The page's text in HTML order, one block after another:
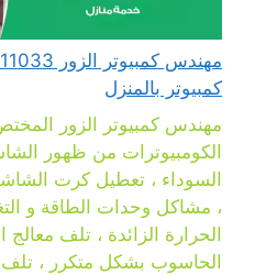
كمبيوتر بالمنزل
مهندس كمبيوتر الزور
الكومبيوترات من ظهور
السوداء ، تعطيل كرت
، مشاكل وحدات الطاقة و
الحرارة الزائدة ، تلف معالج
الحاسوب بشكل متكرر ، تلف